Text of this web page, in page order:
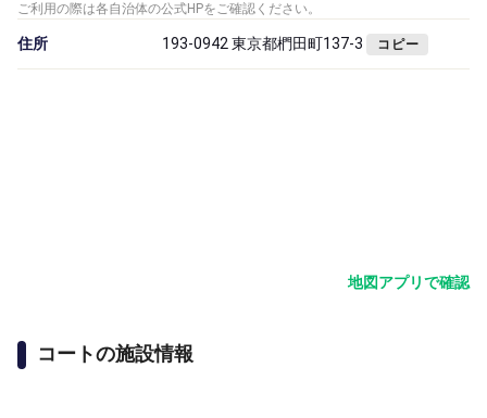
ご利用の際は各自治体の公式HPをご確認ください。
住所 193-0942 東京都椚田町137-3 コピー
地図アプリで確認
コートの施設情報